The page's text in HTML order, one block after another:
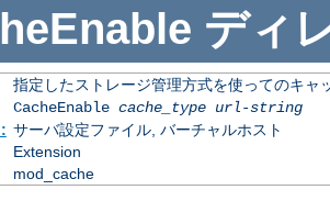
ディ
指定したストレージ管理方式を使ってのキャ
CacheEnable cache_type url-string
サーバ設定ファイル, バーチャルホスト
Extension
mod_cache